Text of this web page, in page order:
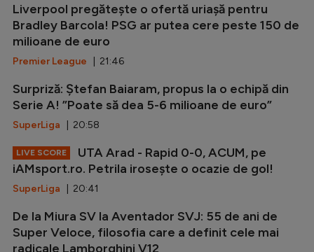
Liverpool pregătește o ofertă uriașă pentru
Bradley Barcola! PSG ar putea cere peste 150 de
milioane de euro
Premier League | 21:46
Surpriză: Ștefan Baiaram, propus la o echipă din
Serie A! ”Poate să dea 5-6 milioane de euro”
SuperLiga | 20:58
LIVE SCORE
UTA Arad - Rapid 0-0, ACUM, pe
iAMsport.ro. Petrila irosește o ocazie de gol!
SuperLiga | 20:41
De la Miura SV la Aventador SVJ: 55 de ani de
Super Veloce, filosofia care a definit cele mai
radicale Lamborghini V12